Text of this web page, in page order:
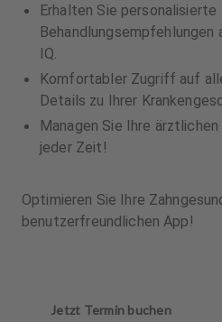
Erhalten Sie personalisierte
IQ.
Komfortabler Zugriff auf
Details zu Ihrer
Managen Sie Ihre
jeder Zeit!
Optimieren Sie Ihre
benutzerfreundlichen App!
Jetzt Termin buchen